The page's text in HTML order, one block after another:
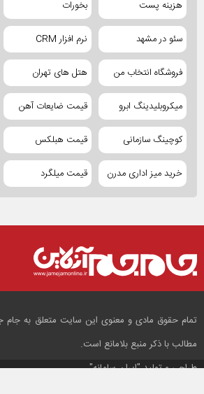
هزینه پست بخورات
سئو در مشهد نرم افزار CRM
فروشگاه انتخاب من هتل های تهران
میکروبلیدینگ ابرو قیمت ضایعات آهن
کوچینگ سازمانی قیمت هبلکس
خرید میز اداری مدرن قیمت میلگرد
تمام حقوق مادی و معنوی این سایت متعلق به جام
مطالب با ذکر منبع بلامانع است.
طراحی و تولید"ایران سامانه"